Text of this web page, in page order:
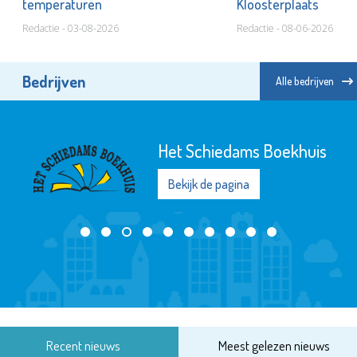
temperaturen
Redactie - 03-08-2026
Kloosterplaats
Redactie - 08-06-2026
Bedrijven Alle bedrijven
Fonds Schiedam
Vlaardingen e.o.
Bekijk de pagina
Recent nieuws Meest gelezen nieuws